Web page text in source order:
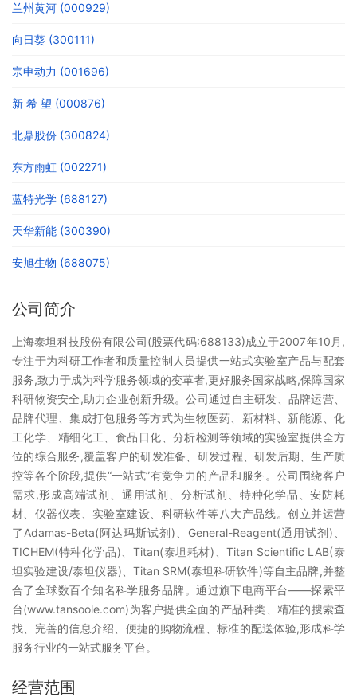
兰州黄河 (000929)
向日葵 (300111)
宗申动力 (001696)
新 希 望 (000876)
北鼎股份 (300824)
东方雨虹 (002271)
蓝特光学 (688127)
天华新能 (300390)
安旭生物 (688075)
公司简介
上海泰坦科技股份有限公司(股票代码:688133)成立于2007年10月,
专注于为科研工作者和质量控制人员提供一站式实验室产品与配套
服务,致力于成为科学服务领域的变革者,更好服务国家战略,保障国家
科研物资安全,助力企业创新升级。公司通过自主研发、品牌运营、
品牌代理、集成打包服务等方式为生物医药、新材料、新能源、化
工化学、精细化工、食品日化、分析检测等领域的实验室提供全方
位的综合服务,覆盖客户的研发准备、研发过程、研发后期、生产质
控等各个阶段,提供“一站式”有竞争力的产品和服务。公司围绕客户
需求,形成高端试剂、通用试剂、分析试剂、特种化学品、安防耗
材、仪器仪表、实验室建设、科研软件等八大产品线。创立并运营
了Adamas-Beta(阿达玛斯试剂)、General-Reagent(通用试剂)、
TICHEM(特种化学品)、Titan(泰坦耗材)、Titan Scientific LAB(泰
坦实验建设/泰坦仪器)、Titan SRM(泰坦科研软件)等自主品牌,并整
合了全球数百个知名科学服务品牌。通过旗下电商平台——探索平
台(www.tansoole.com)为客户提供全面的产品种类、精准的搜索查
找、完善的信息介绍、便捷的购物流程、标准的配送体验,形成科学
服务行业的一站式服务平台。
经营范围